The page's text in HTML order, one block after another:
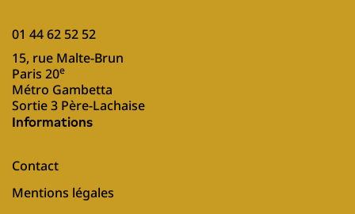
01 44 62 52 52
15, rue Malte-Brun
Paris 20e
Métro Gambetta
Sortie 3 Père-Lachaise
Informations
Contact
Mentions légales